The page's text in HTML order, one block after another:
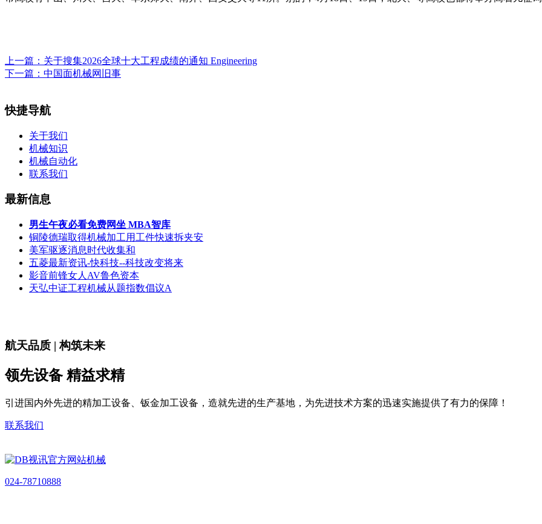
上一篇： 关于搜集2026全球十大工程成绩的通知 Engineering
下一篇： 中国面机械网旧事
快捷导航
关于我们
机械知识
机械自动化
联系我们
最新信息
男生午夜必看免费网坐 MBA智库
铜陵德瑞取得机械加工用工件快速拆夹安
美军驱逐消息时代收集和
五菱最新资讯-快科技--科技改变将来
影音前锋女人AV鲁色资本
天弘中证工程机械从题指数倡议A
航天品质 | 构筑未来
领先设备 精益求精
引进国内外先进的精加工设备、钣金加工设备，造就先进的生产基地，为先进技术方案的迅速实施提供了有力的保障！
联系我们
024-78710888